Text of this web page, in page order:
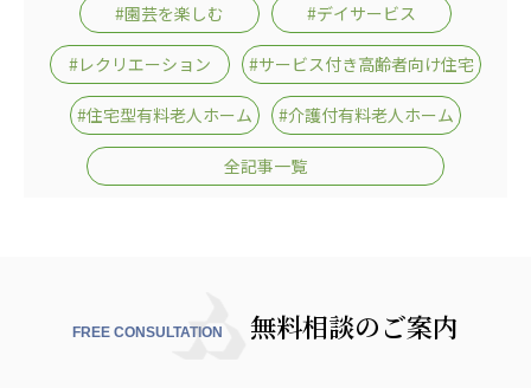
特定非営利活動法人共生フォーラム
一般社団法人フードラボジャパン
特定非営利活動法人日本医療福祉機構
株式会社アメックファーマシー
美迪克（上海）商务咨询有限公司
#園芸を楽しむ #デイサービス
#レクリエーション #サービス付き高齢者向け住宅
#住宅型有料老人ホーム #介護付有料老人ホーム
全記事一覧
FREE CONSULTATION 無料相談のご案内